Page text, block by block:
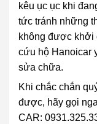
kêu ục ục khi
tức tránh những
không được khởi
cứu hộ Hanoicar
sửa chữa.
Khi chắc chắn
được, hãy gọi
CAR: